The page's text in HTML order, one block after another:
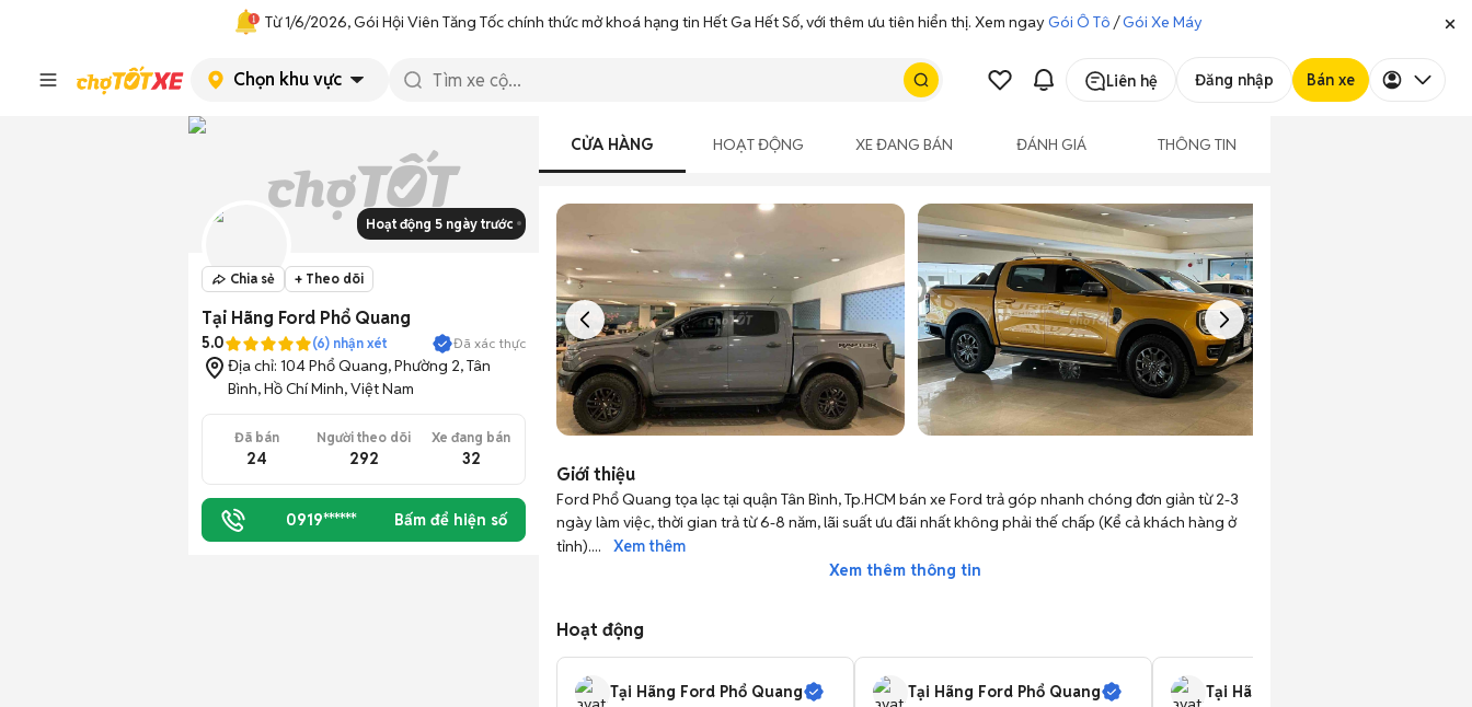
Từ 1/6/2026, Gói Hội Viên Tăng Tốc chính thức mở khoá hạng tin Hết Ga Hết Số, với thêm ưu tiên hiển thị. Xem ngayGói Ô Tô /Gói Xe Máy
Chọn khu vực Liên hệ Đăng nhập Bán xe
Hoạt động 5 ngày trước
Chia sẻ + Theo dõi
Tại Hãng Ford Phổ Quang
5.0 (6) nhận xét Đã xác thực
Địa chỉ: 104 Phổ Quang, Phường 2, Tân
Bình, Hồ Chí Minh, Việt Nam
Đã bán
24
Người theo dõi
292
Xe đang bán
32
0919****** Bấm để hiện số
CỬA HÀNG HOẠT ĐỘNG XE ĐANG BÁN ĐÁNH GIÁ THÔNG TIN
Giới thiệu
Ford Phổ Quang tọa lạc tại quận Tân Bình, Tp.HCM bán xe Ford trả góp nhanh chóng đơn giản từ 2-3
ngày làm việc, thời gian trả từ 6-8 năm, lãi suất ưu đãi nhất không phải thế chấp (Kể cả khách hàng ở
tỉnh)....
Xem thêm
Xem thêm thông tin
Hoạt động
Tại Hãng Ford Phổ Quang Tại Hãng Ford Phổ Quang Tại Hãng Ford Phổ Quang